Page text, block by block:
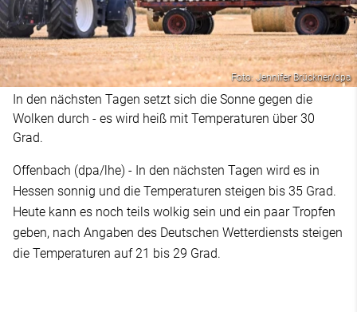
Foto: Jennifer Brückner/dpa
In den nächsten Tagen setzt sich die Sonne gegen die
Wolken durch - es wird heiß mit Temperaturen über 30
Grad.
Offenbach (dpa/lhe) - In den nächsten Tagen wird es in
Hessen sonnig und die Temperaturen steigen bis 35 Grad.
Heute kann es noch teils wolkig sein und ein paar Tropfen
geben, nach Angaben des Deutschen Wetterdiensts steigen
die Temperaturen auf 21 bis 29 Grad.